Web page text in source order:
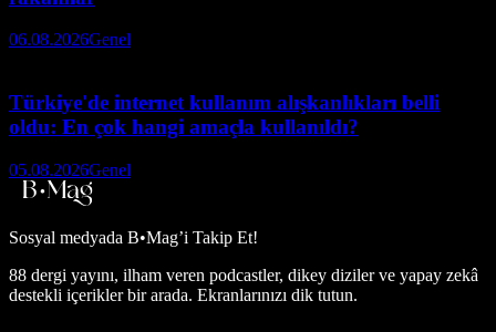
06.08.2026Genel
Türkiye'de internet kullanım alışkanlıkları belli
oldu: En çok hangi amaçla kullanıldı?
05.08.2026Genel
Sosyal medyada B•Mag’i Takip Et!
88 dergi yayını, ilham veren podcastler, dikey diziler ve yapay zekâ
destekli içerikler bir arada. Ekranlarınızı dik tutun.